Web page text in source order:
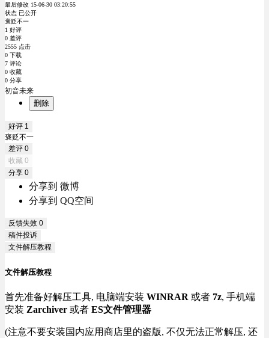
最后修改 15-06-30 03:20:55
状态 已公开
褒贬不一
1 好评
0 差评
2555 点击
0 下载
7 评论
0 收藏
0 分享
初音未来
删除
好评 1
褒贬不一
差评 0
收藏 0
分享 0
分享到 微博
分享到 QQ空间
反馈失效 0
稿件投诉
文件解压教程
文件解压教程
首先准备好解压工具, 电脑端安装 WINRAR 或者 7z, 手机端
安装 Zarchiver 或者 ES文件管理器
(注意不要安装国内应用商店里的盗版, 不仅无法正常解压, 还